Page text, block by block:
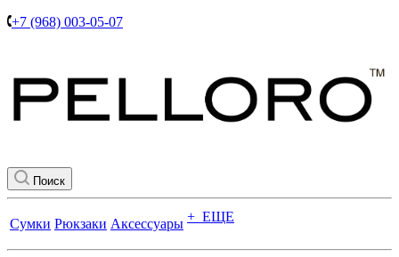
+7 (968) 003-05-07
Поиск
Сумки Рюкзаки Аксессуары + ЕЩЕ